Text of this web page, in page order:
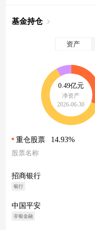
基金持仓
资产
0.49亿元
净资产
2026-06-30
重仓股票 14.93%
股票名称
招商银行
银行
中国平安
非银金融